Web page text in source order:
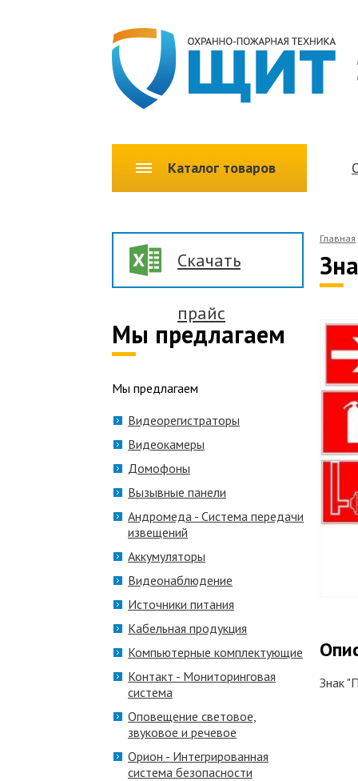
Каталог товаров
Главная
Знак
Скачать
прайс
Мы предлагаем
Мы предлагаем
Видеорегистраторы
Видеокамеры
Домофоны
Вызывные панели
Андромеда - Система передачи
извещений
Аккумуляторы
Видеонаблюдение
Источники питания
Кабельная продукция
Компьютерные комплектующие
Контакт - Мониторинговая
система
Оповещение световое,
звуковое и речевое
Орион - Интегрированная
система безопасности